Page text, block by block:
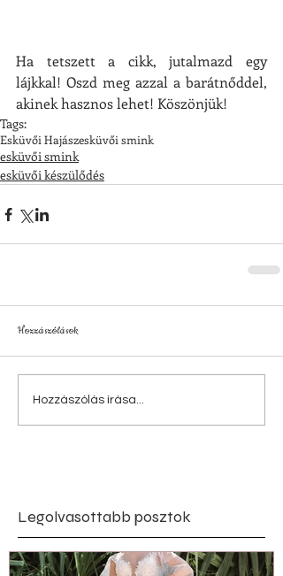
Ha tetszett a cikk, jutalmazd egy
lájkkal! Oszd meg azzal a barátnőddel,
akinek hasznos lehet! Köszönjük!
Tags:
Esküvői Hajászesküvői smink
esküvői smink
esküvői készülődés
Hozzászólások
Hozzászólás írása...
Legolvasottabb posztok